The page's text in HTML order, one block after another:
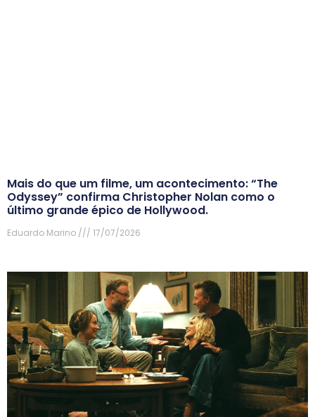
Mais do que um filme, um acontecimento: “The
Odyssey” confirma Christopher Nolan como o
último grande épico de Hollywood.
Eduardo Marino 17/07/2026